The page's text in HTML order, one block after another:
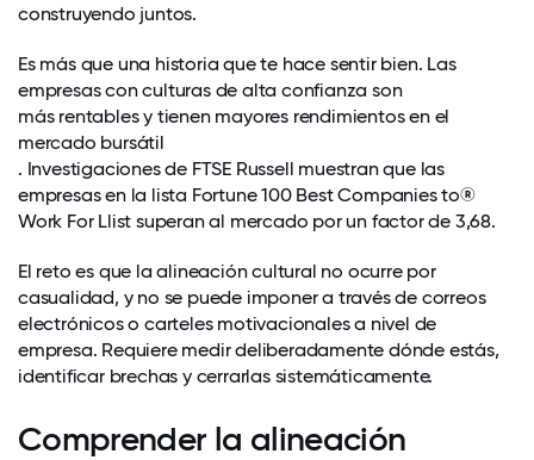
construyendo juntos.
Es más que una historia que te hace sentir bien. Las
empresas con culturas de alta confianza son
más rentables y tienen mayores rendimientos en el
mercado bursátil
. Investigaciones de FTSE Russell muestran que las
empresas en la lista Fortune 100 Best Companies to®
Work For Llist superan al mercado por un factor de 3,68.
El reto es que la alineación cultural no ocurre por
casualidad, y no se puede imponer a través de correos
electrónicos o carteles motivacionales a nivel de
empresa. Requiere medir deliberadamente dónde estás,
identificar brechas y cerrarlas sistemáticamente.
Comprender la alineación